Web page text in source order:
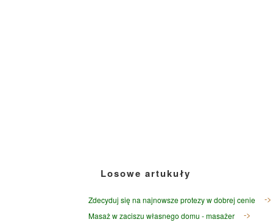
Losowe artukuły
Zdecyduj się na najnowsze protezy w dobrej cenie
Masaż w zaciszu własnego domu - masażer